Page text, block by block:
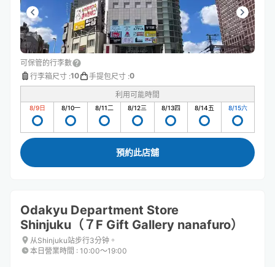
可保管的行李數
行李箱尺寸 :10 手提包尺寸 :0
利用可能時間
8/9日 8/10一 8/11二 8/12三 8/13四 8/14五 8/15六
預約此店舖
Odakyu Department Store
Shinjuku（７F Gift Gallery nanafuro）
从Shinjuku站步行3分钟。
本日營業時間 : 10:00〜19:00